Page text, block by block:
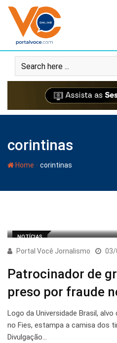
corintinas
Home - corintinas
NOTÍCIAS
Portal Você Jornalismo 03/
Patrocinador de
preso por fraude
Logo da Universidade Brasil,
no Fies, estampa a camisa dos
Divulgação…